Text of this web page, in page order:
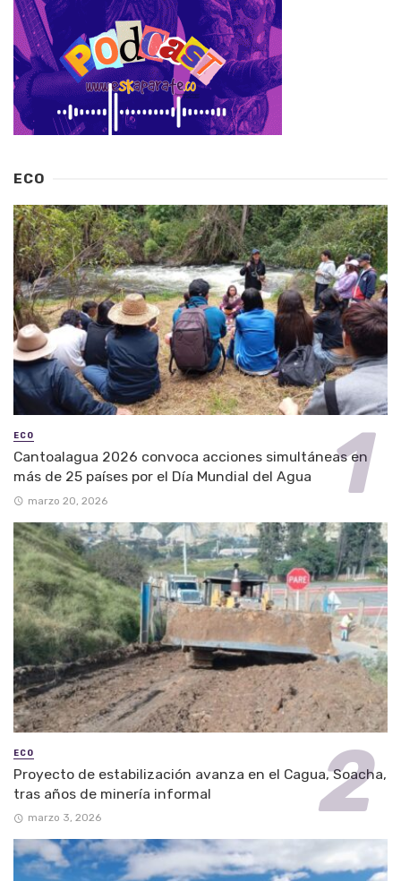
ECO
ECO
Cantoalagua 2026 convoca acciones simultáneas en
más de 25 países por el Día Mundial del Agua
marzo 20, 2026
ECO
Proyecto de estabilización avanza en el Cagua, Soacha,
tras años de minería informal
marzo 3, 2026